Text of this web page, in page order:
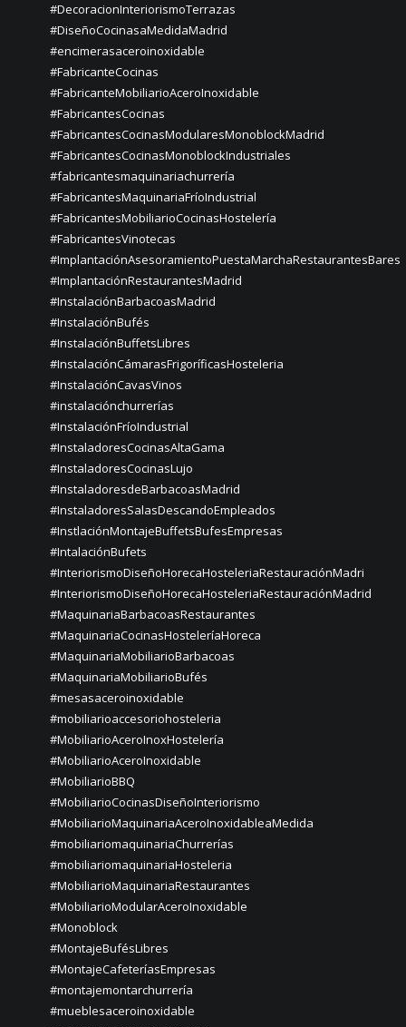
#DecoracionInteriorismoTerrazas
#DiseñoCocinasaMedidaMadrid
#encimerasaceroinoxidable
#FabricanteCocinas
#FabricanteMobiliarioAceroInoxidable
#FabricantesCocinas
#FabricantesCocinasModularesMonoblockMadrid
#FabricantesCocinasMonoblockIndustriales
#fabricantesmaquinariachurrería
#FabricantesMaquinariaFríoIndustrial
#FabricantesMobiliarioCocinasHostelería
#FabricantesVinotecas
#ImplantaciónAsesoramientoPuestaMarchaRestaurantesBares
#ImplantaciónRestaurantesMadrid
#InstalaciónBarbacoasMadrid
#InstalaciónBufés
#InstalaciónBuffetsLibres
#InstalaciónCámarasFrigoríficasHosteleria
#InstalaciónCavasVinos
#instalaciónchurrerías
#InstalaciónFríoIndustrial
#InstaladoresCocinasAltaGama
#InstaladoresCocinasLujo
#InstaladoresdeBarbacoasMadrid
#InstaladoresSalasDescandoEmpleados
#InstlaciónMontajeBuffetsBufesEmpresas
#IntalaciónBufets
#InteriorismoDiseñoHorecaHosteleriaRestauraciónMadri
#InteriorismoDiseñoHorecaHosteleriaRestauraciónMadrid
#MaquinariaBarbacoasRestaurantes
#MaquinariaCocinasHosteleríaHoreca
#MaquinariaMobiliarioBarbacoas
#MaquinariaMobiliarioBufés
#mesasaceroinoxidable
#mobiliarioaccesoriohosteleria
#MobiliarioAceroInoxHostelería
#MobiliarioAceroInoxidable
#MobiliarioBBQ
#MobiliarioCocinasDiseñoInteriorismo
#MobiliarioMaquinariaAceroInoxidableaMedida
#mobiliariomaquinariaChurrerías
#mobiliariomaquinariaHosteleria
#MobiliarioMaquinariaRestaurantes
#MobiliarioModularAceroInoxidable
#Monoblock
#MontajeBufésLibres
#MontajeCafeteríasEmpresas
#montajemontarchurrería
#mueblesaceroinoxidable